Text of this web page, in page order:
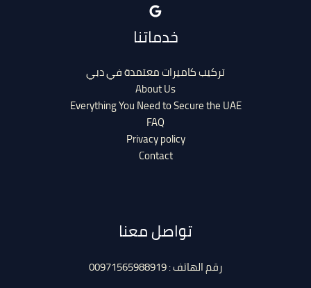
خدماتنا
تركيب كاميرات معتمدة في دبي
About Us
Everything You Need to Secure the UAE
FAQ
Privacy policy
Contact
تواصل معنا
رقم الهاتف : 00971565988919